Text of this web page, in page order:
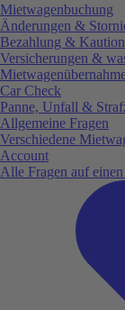
Mietwagenbuchung
Änderungen &
Bezahlung & Kaution
Versicherungen &
Car Check
Panne, Unfall &
Allgemeine Fragen
Verschiedene
Account
Alle Fragen auf